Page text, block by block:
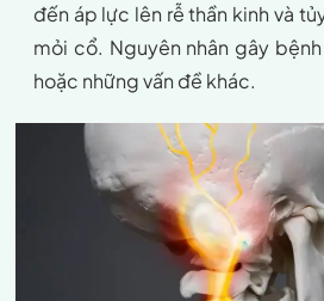
đến áp lực lên rễ thần kinh và
mỏi cổ. Nguyên nhân gây
hoặc những vấn đề khác.